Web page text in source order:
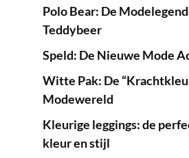
Polo Bear: De
Teddybeer
Speld: De Nieuwe Mode
Witte Pak: De
Modewereld
Kleurige leggings: de
kleur en stijl